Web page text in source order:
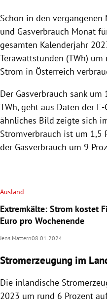
Schon in den
und Gasverbrauch Monat
gesamten Kalenderjahr
Terawattstunden (TWh)
Strom in Österreich
Der Gasverbrauch sank
TWh, geht aus Daten der
ähnliches Bild zeigte sich
Stromverbrauch ist um 1,5
der Gasverbrauch um 9
Ausland
Extremkälte: Strom kostet
Euro pro Wochenende
Jens Mattern08.01.2024
Stromerzeugung im
Die inländische
2023 um rund 6 Prozent